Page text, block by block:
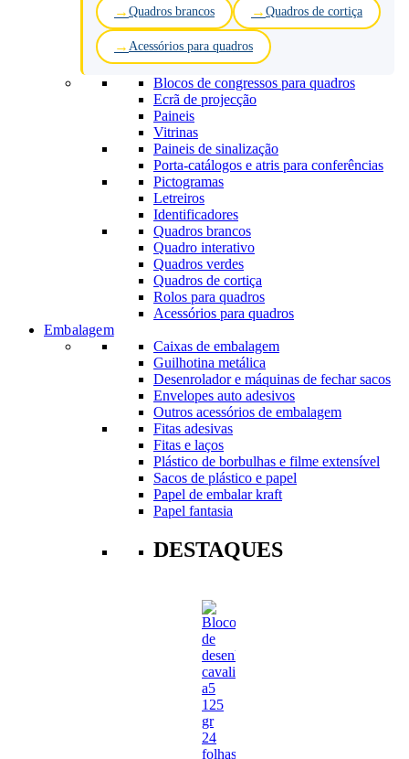
Quadros brancos Quadros de cortiça
Acessórios para quadros
Blocos de congressos para quadros
Ecrã de projecção
Paineis
Vitrinas
Paineis de sinalização
Porta-catálogos e atris para conferências
Pictogramas
Letreiros
Identificadores
Quadros brancos
Quadro interativo
Quadros verdes
Quadros de cortiça
Rolos para quadros
Acessórios para quadros
Embalagem
Caixas de embalagem
Guilhotina metálica
Desenrolador e máquinas de fechar sacos
Envelopes auto adesivos
Outros acessórios de embalagem
Fitas adesivas
Fitas e laços
Plástico de borbulhas e filme extensível
Sacos de plástico e papel
Papel de embalar kraft
Papel fantasia
DESTAQUES